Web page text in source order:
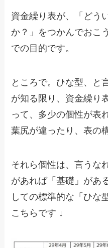
資金繰り表が、「どう
か？」をつかんでおこ
での目的です。
ところで。ひな型、と
が知る限り、資金繰り
って、多少の個性が表
葉尻が違ったり、表の
それら個性は、言うな
があれば「基礎」があ
しての標準的な「ひな
こちらです ↓